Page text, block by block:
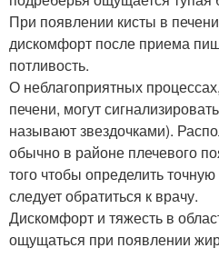
При появлении кисты в
дискомфорт после приема
потливость.
О неблагоприятных
печени, могут
называют звездочками).
обычно в районе плечевого
того чтобы определить
следует обратиться к врачу.
Дискомфорт и тяжесть в
ощущаться при появлении